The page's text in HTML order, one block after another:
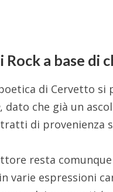
Rock a base di
di Cervetto si
, dato che già un
di provenienza
resta
varie espressioni